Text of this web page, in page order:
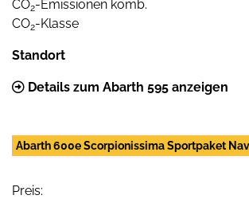
CO2-Emissionen komb.
CO2-Klasse
Standort
Details zum Abarth 595 anzeigen
Abarth 600e Scorpionissima Sportpaket
Preis: